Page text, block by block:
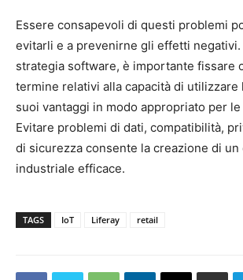
Essere consapevoli di questi problemi
evitarli e a prevenirne gli effetti negativi.
strategia software, è importante fissare
termine relativi alla capacità di utilizzare
suoi vantaggi in modo appropriato per
Evitare problemi di dati, compatibilità,
di sicurezza consente la creazione di un
industriale efficace.
TAGS IoT Liferay retail